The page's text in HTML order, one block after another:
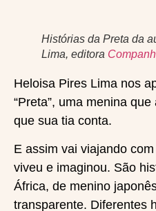
Histórias da Preta da
Lima, editora
Heloisa Pires Lima nos
“Preta”, uma menina
que sua tia conta.
E assim vai viajando
viveu e imaginou. São
África, de menino
transparente. Diferentes